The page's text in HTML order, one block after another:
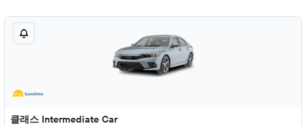
클래스 Intermediate Car